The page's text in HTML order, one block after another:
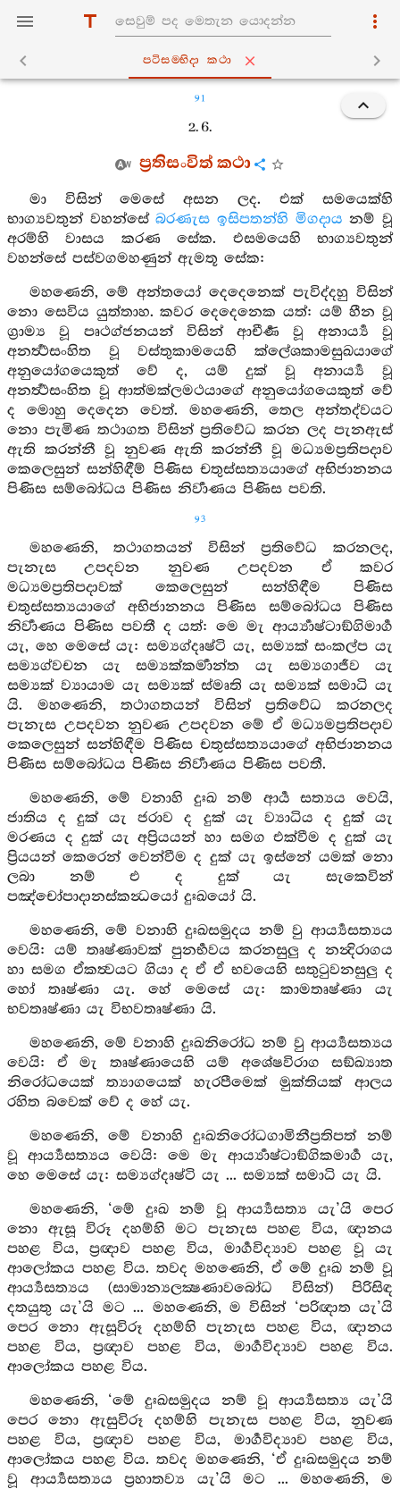
පටිසම‍්භිදා කථා
91
2. 6.
ප්‍රතිසංවිත් කථා
මා විසින් මෙසේ අසන ලද. එක් සමයෙක්හි
භාග්‍යවතුන් වහන්සේබරණැස ඉසිපතන්හි මිගදාය නම් වූ
අරම්හි වාසය කරණ සේක. එසමයෙහි භාග්‍යවතුන්
වහන්සේ පස්වගමහණුන් ඇමතූ සේක:
මහණෙනි, මේ අන්තයෝ දෙදෙනෙක් පැවිද්දහු විසින්
නො සෙවිය යුත්තාහ. කවර දෙදෙනෙක යත්: යම් හීන වූ
ග්‍රාම්‍ය වූ පෘථග්ජනයන් විසින් ආචීර්‍ණ වූ අනාර්‍ය්‍ය වූ
අනර්‍ත්‍ථසංහිත වූ වස්තුකාමයෙහි ක්ලේශකාමසුඛයාගේ
අනුයෝගයෙකුත් වේ ද, යම් දුක් වූ අනාර්‍ය්‍ය වූ
අනර්‍ත්‍ථසංහිත වූ ආත්මක්ලමථයාගේ අනුයෝගයෙකුත් වේ
ද මොහු දෙදෙන වෙත්. මහණෙනි, තෙල අන්තද්වයට
නො පැමිණ තථාගත විසින් ප්‍රතිවේධ කරන ලද පැනඇස්
ඇති කරන්නී වූ නුවණ ඇති කරන්නී වූ මධ්‍යමප්‍රතිපදාව
කෙලෙසුන් සන්හිඳීම් පිණිස චතුස්සත්‍යයාගේ අභිජානනය
පිණිස සම්බෝධය පිණිස නිර්‍වාණය පිණිස පවති.
93
මහණෙනි, තථාගතයන් විසින් ප්‍රතිවේධ කරනලද,
පැනැස උපදවන නුවණ උපදවන ඒ කවර
මධ්‍යමප්‍රතිපදාවක් කෙලෙසුන් සන්හිඳීම පිණිස
චතුස්සත්‍යයාගේ අභිජානනය පිණිස සම්බෝධය පිණිස
නිර්‍වාණය පිණිස පවතී ද යත්: මෙ මැ ආර්‍ය්‍යාෂ්ටාඞ්ගිමාර්‍ග
යැ, හෙ මෙසේ යැ: සම්‍යග්දෘෂ්ටි යැ, සම්‍යක් සංකල්ප යැ
සම්‍යග්වචන යැ සම්‍යක්කර්‍මාන්ත යැ සම්‍යගාජීව යැ
සම්‍යක් ව්‍යායාම යැ සම්‍යක් ස්මෘති යැ සම්‍යක් සමාධි යැ
යි. මහණෙනි, තථාගතයන් විසින් ප්‍රතිවේධ කරනලද
පැනැස උපදවන නුවණ උපදවන මේ ඒ මධ්‍යමප්‍රතිපදාව
කෙලෙසුන් සන්හිඳීම පිණිස චතුස්සත්‍යයාගේ අභිජානනය
පිණිස සම්බෝධය පිණිස නිර්‍වාණය පිණිස පවතී.
මහණෙනි, මේ වනාහි දුඃඛ නම් ආර්‍ය සත්‍යය වෙයි,
ජාතිය ද දුක් යැ ජරාව ද දුක් යැ ව්‍යාධිය ද දුක් යැ
මරණය ද දුක් යැ අප්‍රියයන් හා සමග එක්වීම ද දුක් යැ
ප්‍රියයන් කෙරෙන් වෙන්වීම ද දුක් යැ ඉස්නේ යමක් නො
ලබා නම් එ ද දුක් යැ සැකෙවින්
පඤ්චෝපාදානස්කන්‍ධයෝ දුඃඛයෝ යි.
මහණෙනි, මේ වනාහි දුඃඛසමුදය නම් වු ආර්‍ය්‍යසත්‍යය
වෙයි: යම් තෘෂ්ණාවක් පුනර්‍භවය කරනසුලු ද නන්‍දිරාගය
හා සමග ඒකත්‍වයට ගියා ද ඒ ඒ භවයෙහි සතුටුවනසුලු ද
හෝ තෘෂ්ණා යැ. හේ මෙසේ යැ: කාමතෘෂ්ණා යැ
භවතෘෂ්ණා යැ විභවතෘෂ්ණා යි.
මහණෙනි, මේ වනාහි දුඃඛනිරෝධ නම් වු ආර්‍ය්‍යසත්‍යය
වෙයි: ඒ මැ තෘෂ්ණායෙහි යම් අශේෂවිරාග සඞ්ඛ්‍යාත
නිරෝධයෙක් ත්‍යාගයෙක් හැරපීමෙක් මුක්තියක් ආලය
රහිත බවෙක් වේ ද හේ යැ.
මහණෙනි, මේ වනාහි දුඃඛනිරෝධගාමිනීප්‍රතිපත් නම්
වූ ආර්‍ය්‍යසත්‍යය වෙයි: මෙ මැ ආර්‍ය්‍යාෂ්ටාඞ්ගිකමාර්‍ග යැ,
හෙ මෙසේ යැ: සම්‍යග්දෘෂ්ටි යැ ... සම්‍යක් සමාධි යැ යි.
මහණෙනි, ‘මේ දුඃඛ නම් වූ ආර්‍ය්‍යසත්‍ය යැ’යි පෙර
නො ඇසූ විරූ දහම්හි මට පැනැස පහළ විය, ඥානය
පහළ විය, ප්‍රඥාව පහළ විය, මාර්‍ගවිද්‍යාව පහළ වූ යැ
ආලෝකය පහළ විය. තවද මහණෙනි, ඒ මේ දුඃඛ නම් වූ
ආර්‍ය්‍යසත්‍යය (සාමාන්‍යලක්‍ෂණාවබෝධ විසින්) පිරිසිඳ
දතයුතු යැ’යි මට ... මහණෙනි, ම විසින් ‘පරිඥාත යැ’යි
පෙර නො ඇසූවිරූ දහම්හි පැනැස පහළ විය, ඥානය
පහළ විය, ප්‍රඥාව පහළ විය, මාර්‍ගවිද්‍යාව පහළ විය.
ආලෝකය පහළ විය.
මහණෙනි, ‘මේ දුඃඛසමුදය නම් වූ ආර්‍ය්‍යසත්‍ය යැ’යි
පෙර නො ඇසුවිරූ දහම්හි පැනැස පහළ විය, නුවණ
පහළ විය, ප්‍රඥාව පහළ විය, මාර්‍ගවිද්‍යාව පහළ විය,
ආලෝකය පහළ විය. තවද මහණෙනි, ‘ඒ දුඃඛසමුදය නම්
වූ ආර්‍ය්‍යසත්‍යය ප්‍රහාතව්‍ය යැ’යි මට ... මහණෙනි, ම